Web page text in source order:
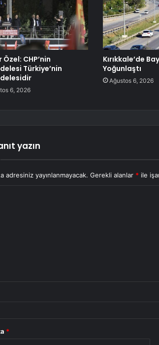
Özel: CHP’nin
Türkiye’nin
6, 2026
Kırıkkale’de
Yoğunlaştı
Ağustos 6, 2026
yazın
adresiniz yayınlanmayacak. Gerekli alanlar * ile
*